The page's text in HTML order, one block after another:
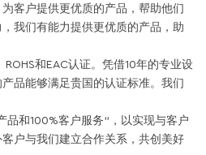
客户提供更优质的产品，帮助他们
我们有能力提供更优质的产品，助
和EAC认证。凭借10年的专业设
品能够满足贵国的认证标准。我们
品和100%客户服务”，以实现与客户
户与我们建立合作关系，共创美好